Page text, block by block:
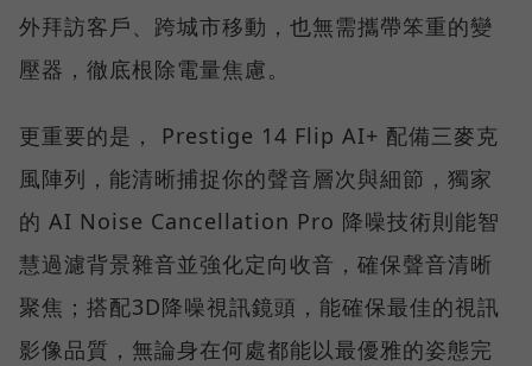
外拜訪客戶、跨城市移動，也無需攜帶笨重的變
壓器，徹底根除電量焦慮。
更重要的是， Prestige 14 Flip AI+ 配備三麥克
風陣列，能清晰捕捉你的聲音層次與細節，獨家
的 AI Noise Cancellation Pro 降噪技術則能智
慧過濾背景雜音並強化定向收音，確保聲音清晰
聚焦；搭配3D降噪視訊鏡頭，能確保最佳的視訊
影像品質，無論身在何處都能以最優雅的姿態完